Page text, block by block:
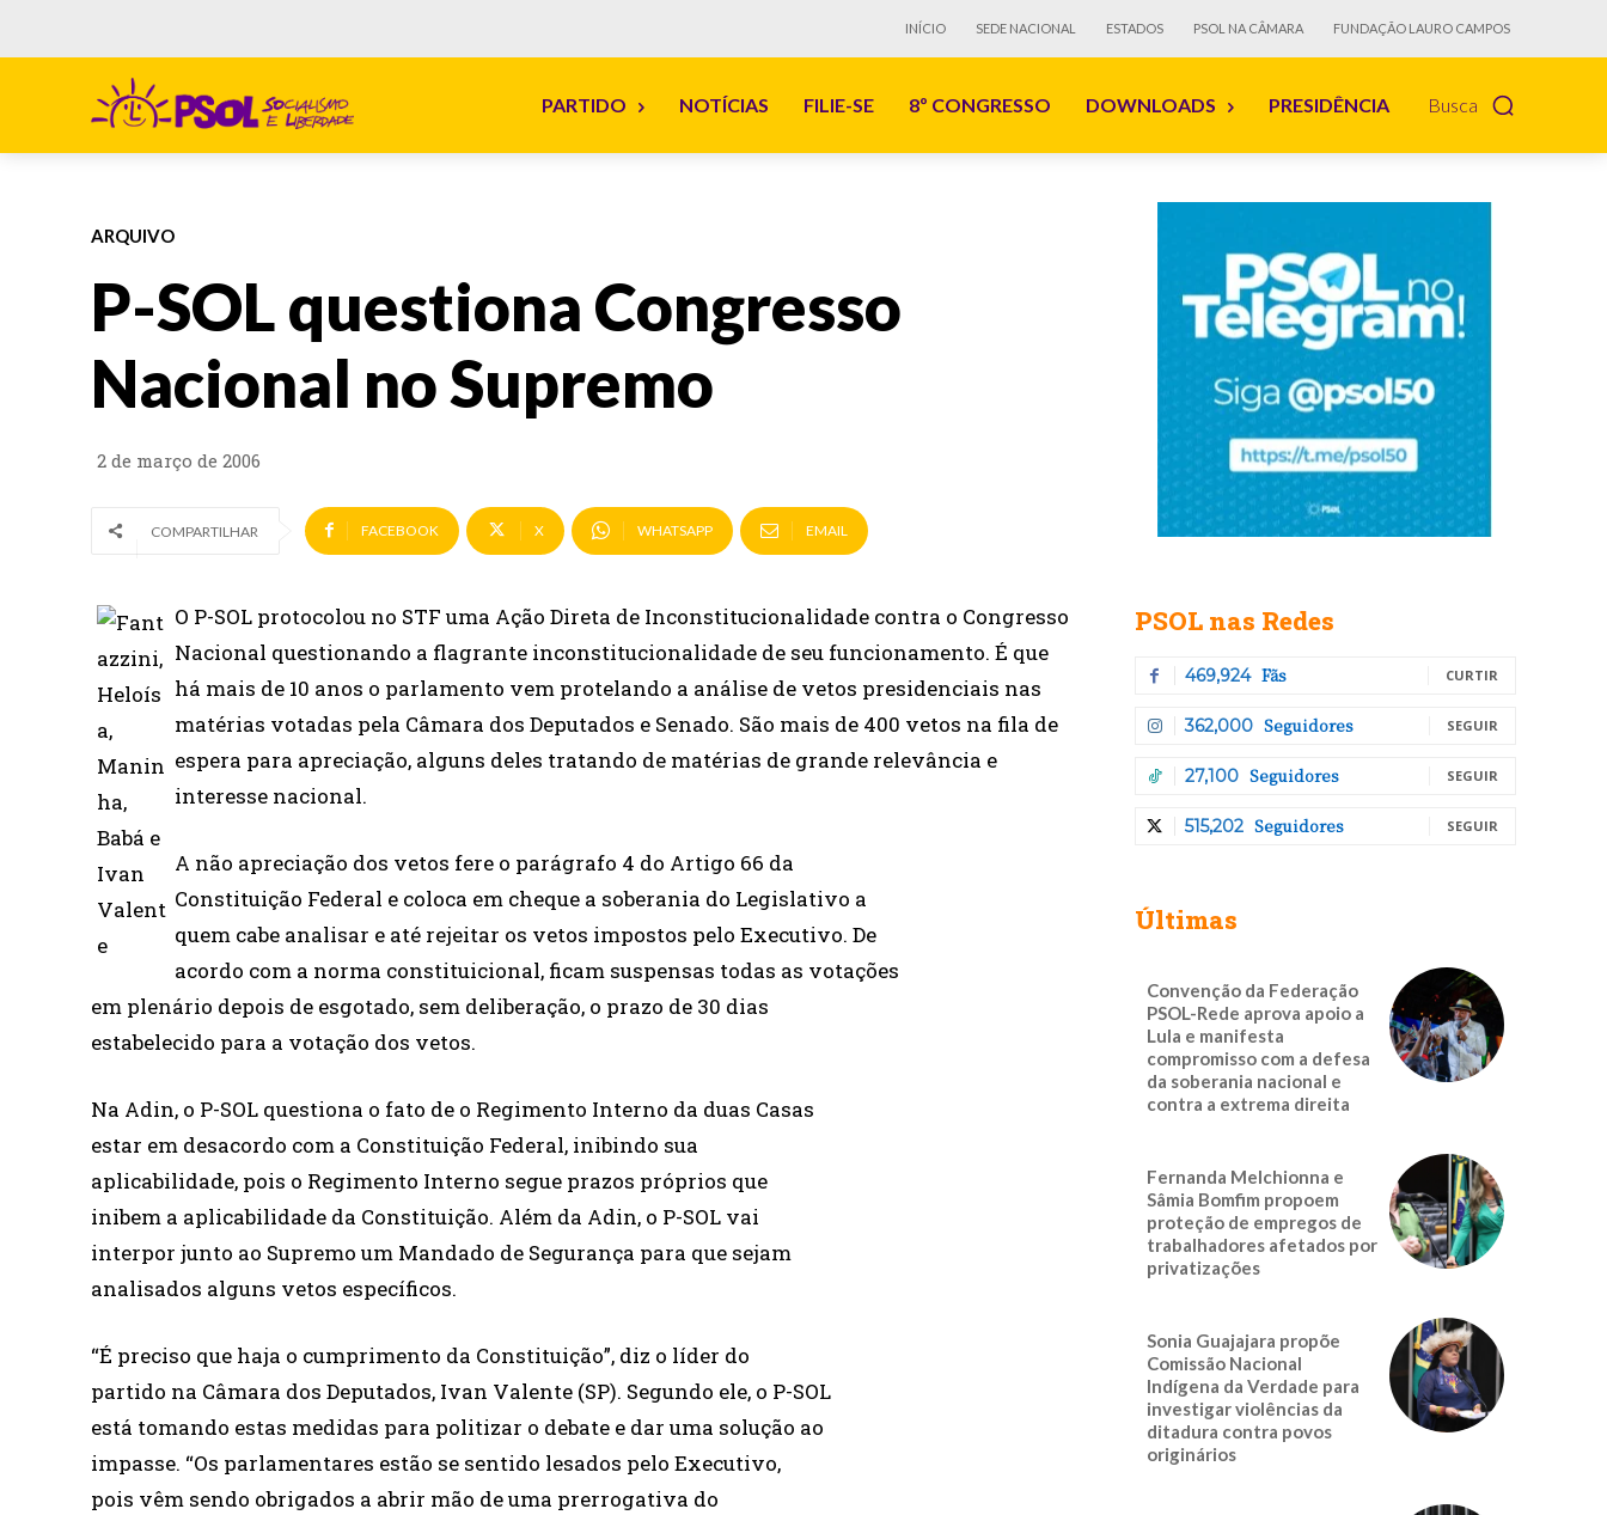
INÍCIO SEDE NACIONAL ESTADOS PSOL NA CÂMARA FUNDAÇÃO LAURO CAMPOS
Busca
PARTIDO NOTÍCIAS FILIE-SE 8º CONGRESSO DOWNLOADS PRESIDÊNCIA
ARQUIVO
P-SOL questiona Congresso
Nacional no Supremo
2 de março de 2006
COMPARTILHAR FACEBOOK X WHATSAPP EMAIL
O P-SOL protocolou no STF uma Ação Direta de Inconstitucionalidade contra o Congresso
Nacional questionando a flagrante inconstitucionalidade de seu funcionamento. É que
há mais de 10 anos o parlamento vem protelando a análise de vetos presidenciais nas
matérias votadas pela Câmara dos Deputados e Senado. São mais de 400 vetos na fila de
espera para apreciação, alguns deles tratando de matérias de grande relevância e
interesse nacional.
A não apreciação dos vetos fere o parágrafo 4 do Artigo 66 da
Constituição Federal e coloca em cheque a soberania do Legislativo a
quem cabe analisar e até rejeitar os vetos impostos pelo Executivo. De
acordo com a norma constituicional, ficam suspensas todas as votações
em plenário depois de esgotado, sem deliberação, o prazo de 30 dias
estabelecido para a votação dos vetos.
Na Adin, o P-SOL questiona o fato de o Regimento Interno da duas Casas
estar em desacordo com a Constituição Federal, inibindo sua
aplicabilidade, pois o Regimento Interno segue prazos próprios que
inibem a aplicabilidade da Constituição. Além da Adin, o P-SOL vai
interpor junto ao Supremo um Mandado de Segurança para que sejam
analisados alguns vetos específicos.
“É preciso que haja o cumprimento da Constituição”, diz o líder do
partido na Câmara dos Deputados, Ivan Valente (SP). Segundo ele, o P-SOL
está tomando estas medidas para politizar o debate e dar uma solução ao
impasse. “Os parlamentares estão se sentido lesados pelo Executivo,
pois vêm sendo obrigados a abrir mão de uma prerrogativa do
PSOL nas Redes
469,924 Fãs CURTIR
362,000 Seguidores SEGUIR
27,100 Seguidores SEGUIR
515,202 Seguidores SEGUIR
Últimas
Convenção da Federação
PSOL-Rede aprova apoio a
Lula e manifesta
compromisso com a defesa
da soberania nacional e
contra a extrema direita
Fernanda Melchionna e
Sâmia Bomfim propoem
proteção de empregos de
trabalhadores afetados por
privatizações
Sonia Guajajara propõe
Comissão Nacional
Indígena da Verdade para
investigar violências da
ditadura contra povos
originários